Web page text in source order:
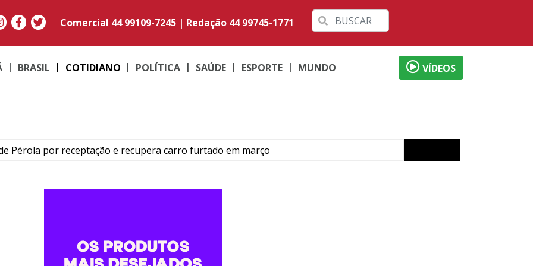
Comercial 44 99109-7245 | Redação 44 99745-1771
BRASIL COTIDIANO POLÍTICA SAÚDE ESPORTE MUNDO VÍDEOS
Pérola por receptação e recupera carro furtado em março
maconha e PM apreende moto adulterada em Perobal